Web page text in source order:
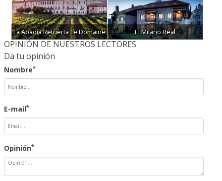
La Abadía Retuerta Le Domaine El Milano Real
OPINIÓN DE NUESTROS LECTORES
Da tu opinión
Nombre *
E-mail*
Opinión